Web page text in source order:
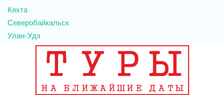
Кяхта
Северобайкальск
Улан-Удэ